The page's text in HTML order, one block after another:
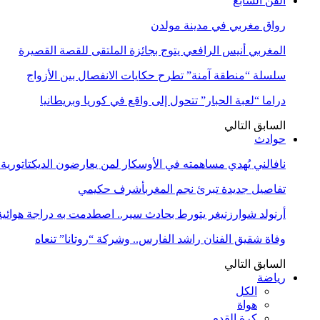
رواق مغربي في مدينة مولدن
المغربي أنيس الرافعي يتوج بجائزة الملتقى للقصة القصيرة
سلسلة “منطقة آمنة” تطرح حكايات الانفصال بين الأزواج
دراما “لعبة الحبار” تتحول إلى واقع في كوريا وبريطانيا
السابق التالي
حوادث
نافالني يُهدي مساهمته في الأوسكار لمن يعارضون
تفاصيل جديدة تبرئ نجم المغربأشرف حكيمي
أرنولد شوارزنيغر يتورط بحادث سير.. اصطدمت به دراجة
وفاة شقيق الفنان راشد الفارس.. وشركة “روتانا” تنعاه
السابق التالي
رياضة
الكل
هواة